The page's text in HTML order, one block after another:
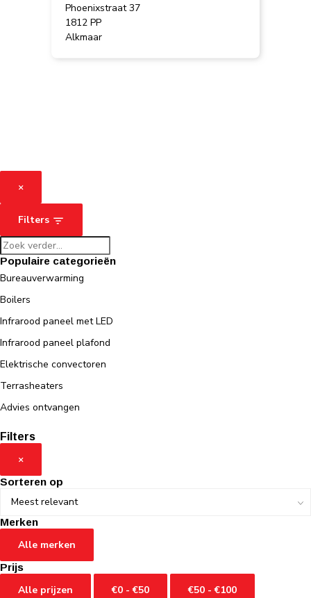
Phoenixstraat 37
1812 PP
Alkmaar
×
Filters
Populaire categorieën
Bureauverwarming
Boilers
Infrarood paneel met LED
Infrarood paneel plafond
Elektrische convectoren
Terrasheaters
Advies ontvangen
Filters
×
Sorteren op
Merken
Alle merken
Prijs
Alle prijzen €0 - €50 €50 - €100